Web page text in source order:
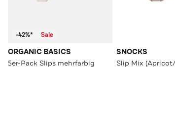
-42%* Sale
ORGANIC BASICS
5er-Pack Slips mehrfarbig
SNOCKS